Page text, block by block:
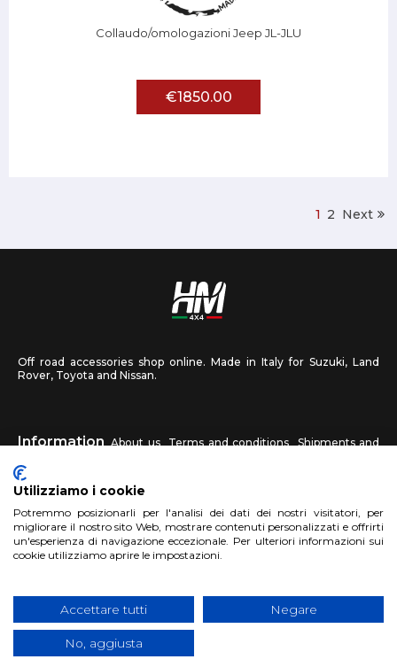
Collaudo/omologazioni Jeep JL-JLU
€1850.00
1 2 Next
Off road accessories shop online. Made in Italy for Suzuki, Land
Rover, Toyota and Nissan.
Information About us Terms and conditions
Shipments and
returns
HM4X4 FAQ Affiliated workshop Send us a photo
Account Sign up
Copyright 2017 HM4x4 Nuova Luce di Rosa Limuti
number 06946260822
| privacy cookies policy
Utilizziamo i cookie
Potremmo posizionarli per l'analisi dei dati dei nostri visitatori, per
migliorare il nostro sito Web, mostrare contenuti personalizzati e offrirti
un'esperienza di navigazione eccezionale. Per ulteriori informazioni sui
cookie utilizziamo aprire le impostazioni.
Accettare tutti Negare
No, aggiusta